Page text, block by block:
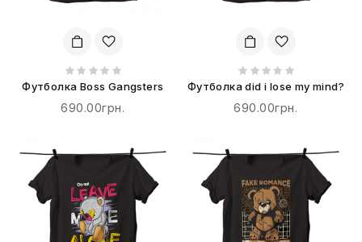
Футболка Boss Gangsters
690.00грн.
Футболка did i lose my mind?
690.00грн.